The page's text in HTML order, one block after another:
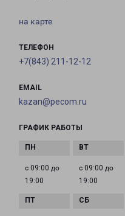
на карте
ТЕЛЕФОН
+7(843) 211-12-12
EMAIL
kazan@pecom.ru
ГРАФИК РАБОТЫ
с 09:00 до
19:00
с 09:00 до
19:00